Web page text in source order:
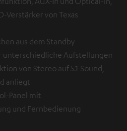
Verstärker von Texas
aus dem Standby
unterschiedliche Aufstellungen
von Stereo auf 5.1-Sound,
anliegt
Panel mit
und Fernbedienung